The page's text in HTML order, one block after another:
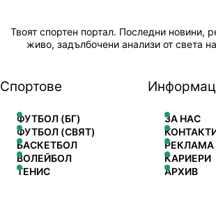
Твоят спортен портал. Последни новини,
живо, задълбочени анализи от света
Спортове
ФУТБОЛ (БГ)
ФУТБОЛ (СВЯТ)
БАСКЕТБОЛ
ВОЛЕЙБОЛ
ТЕНИС
ЗА НАС
РЕКЛАМА
КАРИЕРИ
АРХИВ